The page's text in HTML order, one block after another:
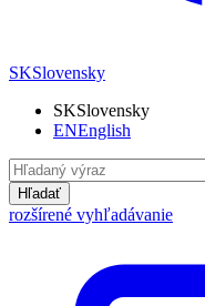
SKSlovensky
SKSlovensky
ENEnglish
Hľadať
rozšírené vyhľadávanie